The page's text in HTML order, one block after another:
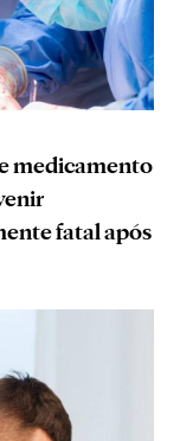
medicamento
fatal após